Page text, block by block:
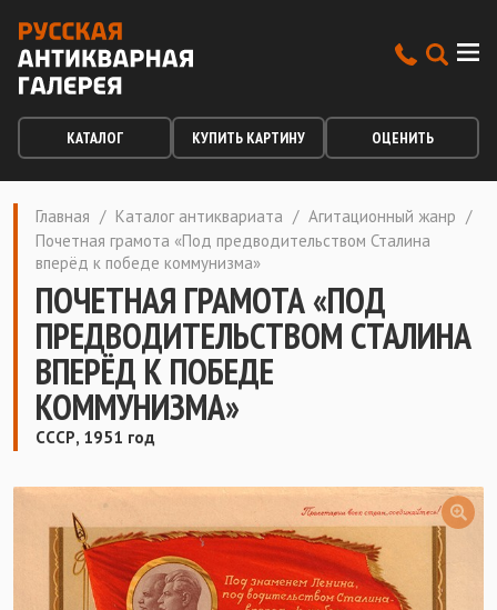
КАТАЛОГ КУПИТЬ КАРТИНУ ОЦЕНИТЬ
Главная / Каталог антиквариата / Агитационный жанр /
Почетная грамота «Под предводительством Сталина
вперёд к победе коммунизма»
ПОЧЕТНАЯ ГРАМОТА «ПОД
ПРЕДВОДИТЕЛЬСТВОМ СТАЛИНА
ВПЕРЁД К ПОБЕДЕ
КОММУНИЗМА»
СССР, 1951 год